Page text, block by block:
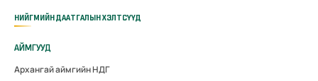
НИЙГМИЙН ДААТГАЛЫН ХЭЛТСҮҮД
АЙМГУУД
Архангай аймгийн НДГ